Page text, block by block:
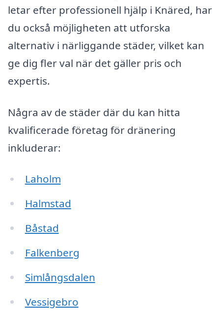
letar efter professionell hjälp i Knäred, har
du också möjligheten att utforska
alternativ i närliggande städer, vilket kan
ge dig fler val när det gäller pris och
expertis.
Några av de städer där du kan hitta
kvalificerade företag för dränering
inkluderar:
Laholm
Halmstad
Båstad
Falkenberg
Simlångsdalen
Vessigebro